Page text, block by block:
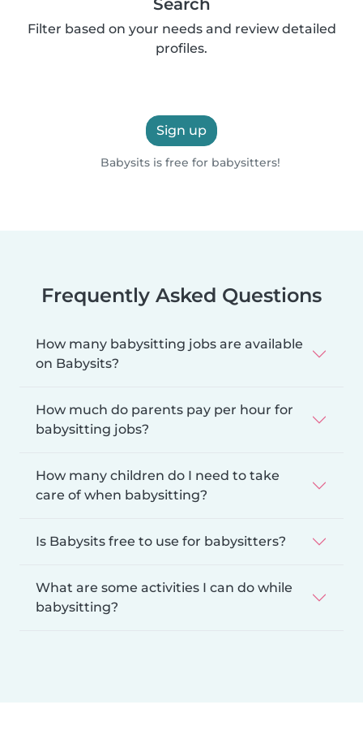
Filter based on your needs and review detailed
profiles.
Sign up
Babysits is free for babysitters!
Frequently Asked Questions
How many babysitting jobs are available
on Babysits?
How much do parents pay per hour for
babysitting jobs?
How many children do I need to take
care of when babysitting?
Is Babysits free to use for babysitters?
What are some activities I can do while
babysitting?